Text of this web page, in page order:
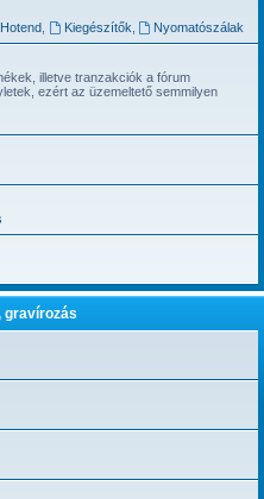
Hotend, Kiegészítők Nyomatószálak
illetve tranzakciók a fórum
ezért az üzemeltető semmilyen
gravírozás